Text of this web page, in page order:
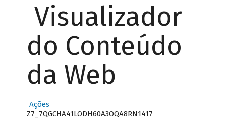
Visualizador
do Conteúdo
da Web
Ações
Z7_7QGCHA41LODH60A3OQA8RN1417